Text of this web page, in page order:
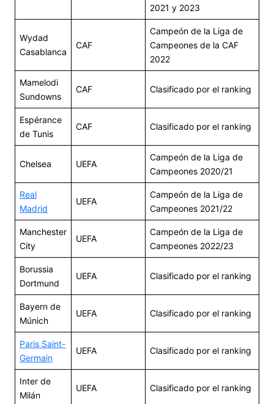
2021 y 2023
Wydad
Casablanca
CAF
Campeón de la Liga de
Campeones de la CAF
2022
Mamelodi
Sundowns
CAF Clasificado por el ranking
Espérance
de Tunis
CAF Clasificado por el ranking
Chelsea UEFA
Campeón de la Liga de
Campeones 2020/21
Real
Madrid
UEFA
Campeón de la Liga de
Campeones 2021/22
Manchester
City
UEFA
Campeón de la Liga de
Campeones 2022/23
Borussia
Dortmund
UEFA Clasificado por el ranking
Bayern de
Múnich
UEFA Clasificado por el ranking
Paris Saint-
Germain
UEFA Clasificado por el ranking
Inter de
Milán
UEFA Clasificado por el ranking